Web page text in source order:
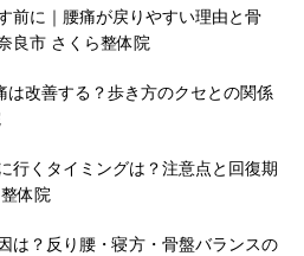
前に｜腰痛が戻りやすい理由と骨
良市 さくら整体院
は改善する？歩き方のクセとの関係
行くタイミングは？注意点と回復期
体院
は？反り腰・寝方・骨盤バランスの